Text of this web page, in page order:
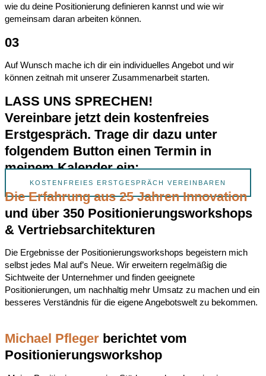
wie du deine Positionierung definieren kannst und wie wir
gemeinsam daran arbeiten können.
03
Auf Wunsch mache ich dir ein individuelles Angebot und wir
können zeitnah mit unserer Zusammenarbeit starten.
LASS UNS SPRECHEN!
Vereinbare jetzt dein kostenfreies
Erstgespräch. Trage dir dazu unter
folgendem Button einen Termin in
meinem Kalender ein:
KOSTENFREIES ERSTGESPRÄCH VEREINBAREN
Die Erfahrung aus 25 Jahren Innovation
und über 350 Positionierungsworkshops
& Vertriebsarchitekturen
Die Ergebnisse der Positionierungsworkshops begeistern mich
selbst jedes Mal auf’s Neue. Wir erweitern regelmäßig die
Sichtweite der Unternehmer und finden geeignete
Positionierungen, um nachhaltig mehr Umsatz zu machen und ein
besseres Verständnis für die eigene Angebotswelt zu bekommen.
Michael Pfleger berichtet vom
Positionierungsworkshop